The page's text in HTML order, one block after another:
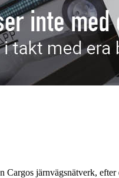
Cargos järnvägsnätverk,